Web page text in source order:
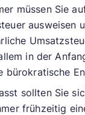
müssen Sie
ausweisen
in der
bürokratische
sollten Sie
frühzeitig